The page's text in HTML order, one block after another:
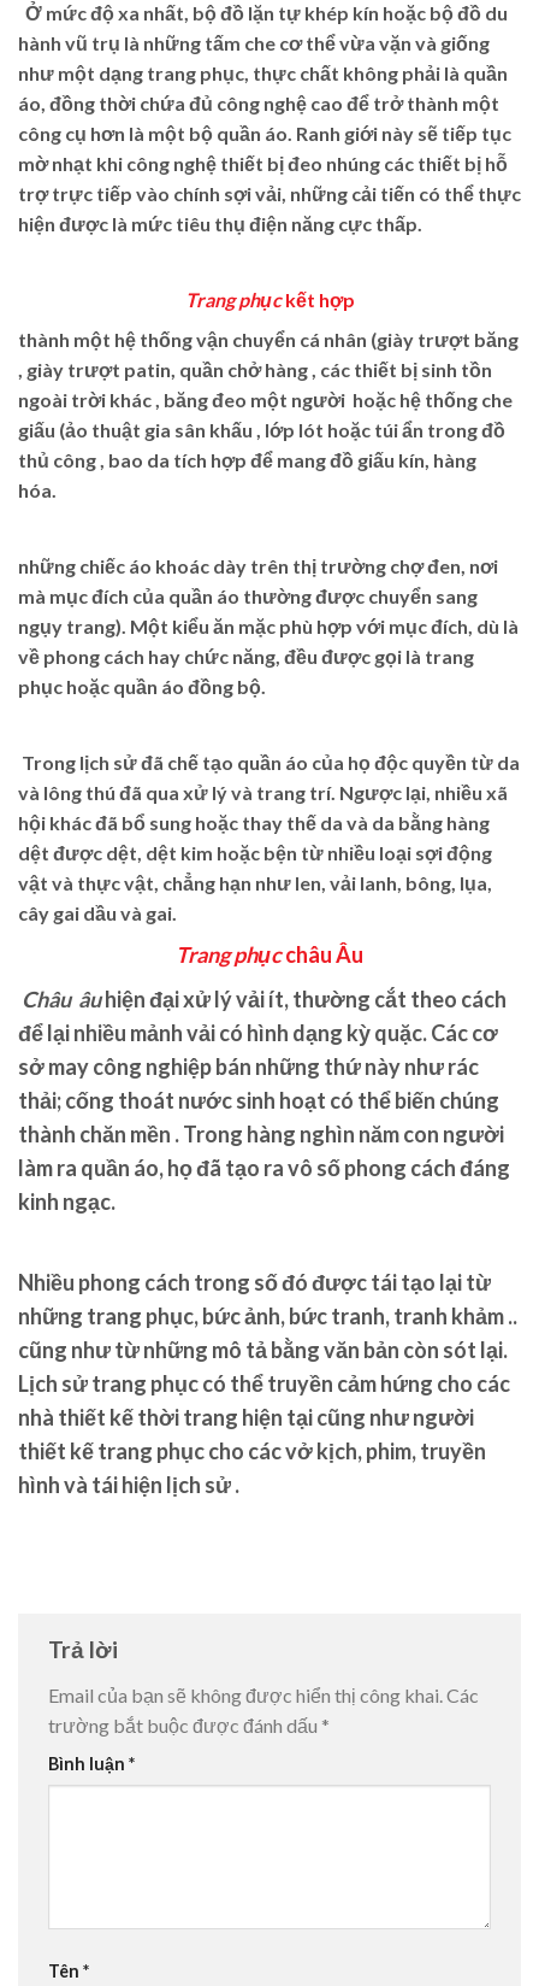
Ở mức độ xa nhất, bộ đồ lặn tự khép kín hoặc bộ đồ du
hành vũ trụ là những tấm che cơ thể vừa vặn và giống
như một dạng trang phục, thực chất không phải là quần
áo, đồng thời chứa đủ công nghệ cao để trở thành một
công cụ hơn là một bộ quần áo. Ranh giới này sẽ tiếp tục
mờ nhạt khi công nghệ thiết bị đeo nhúng các thiết bị hỗ
trợ trực tiếp vào chính sợi vải, những cải tiến có thể thực
hiện được là mức tiêu thụ điện năng cực thấp.
Trang phụckết hợp
thành một hệ thống vận chuyển cá nhân (giày trượt băng
, giày trượt patin, quần chở hàng , các thiết bị sinh tồn
ngoài trời khác , băng đeo một người hoặc hệ thống che
giấu (ảo thuật gia sân khấu , lớp lót hoặc túi ẩn trong đồ
thủ công , bao da tích hợp để mang đồ giấu kín, hàng
hóa.
những chiếc áo khoác dày trên thị trường chợ đen, nơi
mà mục đích của quần áo thường được chuyển sang
ngụy trang). Một kiểu ăn mặc phù hợp với mục đích, dù là
về phong cách hay chức năng, đều được gọi là trang
phục hoặc quần áo đồng bộ.
Trong lịch sử đã chế tạo quần áo của họ độc quyền từ da
và lông thú đã qua xử lý và trang trí. Ngược lại, nhiều xã
hội khác đã bổ sung hoặc thay thế da và da bằng hàng
dệt được dệt, dệt kim hoặc bện từ nhiều loại sợi động
vật và thực vật, chẳng hạn như len, vải lanh, bông, lụa,
cây gai dầu và gai.
Trang phụcchâu Âu
Châu âuhiện đại xử lý vải ít, thường cắt theo cách
để lại nhiều mảnh vải có hình dạng kỳ quặc. Các cơ
sở may công nghiệp bán những thứ này như rác
thải; cống thoát nước sinh hoạt có thể biến chúng
thành chăn mền .Trong hàng nghìn năm con người
làm ra quần áo, họ đã tạo ra vô số phong cách đáng
kinh ngạc.
Nhiều phong cách trong số đó được tái tạo lại từ
những trang phục, bức ảnh, bức tranh, tranh khảm ..
cũng như từ những mô tả bằng văn bản còn sót lại.
Lịch sử trang phục có thể truyền cảm hứng cho các
nhà thiết kế thời trang hiện tại cũng như người
thiết kế trang phục cho các vở kịch, phim, truyền
hình và tái hiện lịch sử .
Trả lời
Email của bạn sẽ không được hiển thị công khai.Các
trường bắt buộc được đánh dấu *
Bình luận *
Tên *